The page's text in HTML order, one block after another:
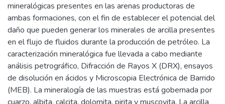
mineralógicas presentes en las arenas productoras de
ambas formaciones, con el fin de establecer el potencial del
daño que pueden generar los minerales de arcilla presentes
en el flujo de fluidos durante la producción de petróleo. La
caracterización mineralógica fue llevada a cabo mediante
análisis petrográfico, Difracción de Rayos X (DRX), ensayos
de disolución en ácidos y Microscopia Electrónica de Barrido
(MEB). La mineralogía de las muestras está gobernada por